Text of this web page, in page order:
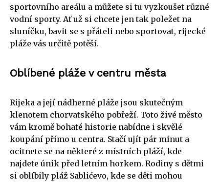
sportovního areálu a můžete si tu vyzkoušet různé
vodní sporty. Ať už si chcete jen tak poležet na
sluníčku, bavit se s přáteli nebo sportovat, rijecké
pláže vás určitě potěší.
Oblíbené pláže v centru města
Rijeka a její nádherné pláže jsou skutečným
klenotem chorvatského pobřeží. Toto živé město
vám kromě bohaté historie nabídne i skvělé
koupání přímo u centra. Stačí ujít pár minut a
ocitnete se na některé z místních pláží, kde
najdete únik před letním horkem. Rodiny s dětmi
si oblíbily pláž Sablićevo, kde se děti mohou